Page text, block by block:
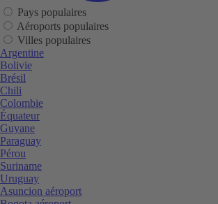
Pays populaires
Aéroports populaires
Villes populaires
Argentine
Bolivie
Brésil
Chili
Colombie
Équateur
Guyane
Paraguay
Pérou
Suriname
Uruguay
Asuncion aéroport